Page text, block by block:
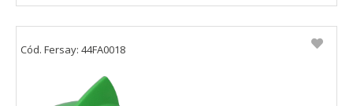
Cód. Fersay: 44FA0018